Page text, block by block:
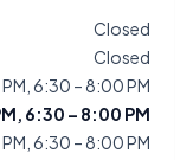
Closed
Closed
6:30 – 8:00 PM
6:30 – 8:00 PM
6:30 – 8:00 PM